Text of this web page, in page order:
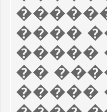
����
�����
��
�����